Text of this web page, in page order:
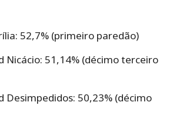
52,7% (primeiro paredão)
Nicácio: 51,14% (décimo terceiro
Desimpedidos: 50,23% (décimo